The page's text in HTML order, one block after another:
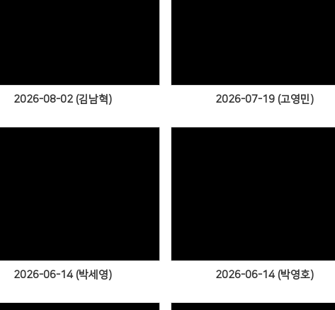
2026-08-02 (김남혁) 2026-07-19 (고영민)
2026-06-14 (박세영) 2026-06-14 (박영호)